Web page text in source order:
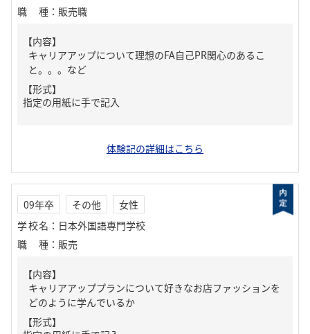
職種 ： 販売職
【内容】
キャリアアップについて理想のFA自己PR関心のあるこ
と。。。など
【形式】
指定の用紙に手で記入
体験記の詳細はこちら
09年卒 その他
女性
学校名 ： 日本外国語専門学校
職種 ： 販売
【内容】
キャリアアッププランについて好きなお店ファッションを
どのように学んでいるか
【形式】